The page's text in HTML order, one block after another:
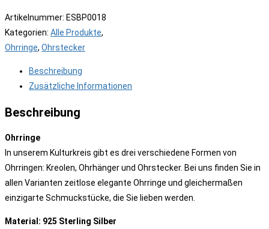
Artikelnummer: ESBP0018
Kategorien: Alle Produkte,
Ohrringe, Ohrstecker
Beschreibung
Zusätzliche Informationen
Beschreibung
Ohrringe
In unserem Kulturkreis gibt es drei verschiedene Formen von
Ohrringen: Kreolen, Ohrhänger und Ohrstecker. Bei uns finden Sie in
allen Varianten zeitlose elegante Ohrringe und gleichermaßen
einzigarte Schmuckstücke, die Sie lieben werden.
Material: 925 Sterling Silber